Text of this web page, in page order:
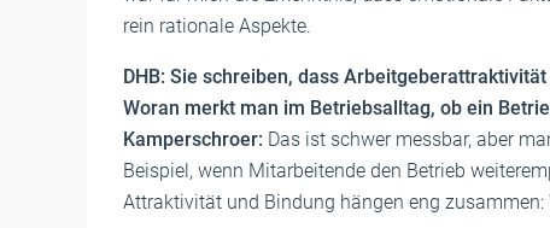
rein rationale Aspekte.
DHB: Sie schreiben, dass
Woran merkt man im Betriebsalltag, ob ein
Kamperschroer: Das ist schwer messbar, aber
Beispiel, wenn Mitarbeitende den Betrieb
Attraktivität und Bindung hängen eng zusammen: